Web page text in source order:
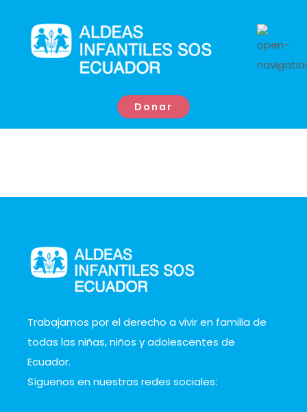
Donar
Trabajamos por el derecho a vivir en familia de
todas las niñas, niños y adolescentes de
Ecuador.
Síguenos en nuestras redes sociales: